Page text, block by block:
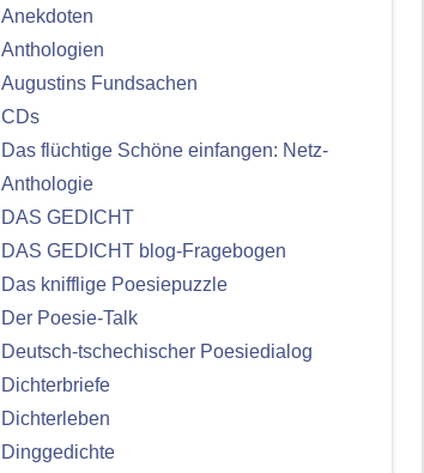
Anekdoten
Anthologien
Augustins Fundsachen
CDs
Das flüchtige Schöne einfangen: Netz-
Anthologie
DAS GEDICHT
DAS GEDICHT blog-Fragebogen
Das knifflige Poesiepuzzle
Der Poesie-Talk
Deutsch-tschechischer Poesiedialog
Dichterbriefe
Dichterleben
Dinggedichte